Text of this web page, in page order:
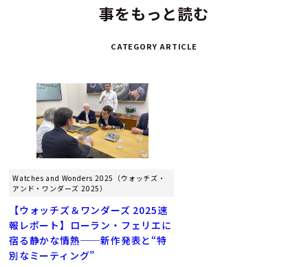
事をもっと読む
CATEGORY ARTICLE
Watches and Wonders 2025（ウォッチズ・
アンド・ワンダーズ 2025）
【ウォッチズ＆ワンダーズ 2025速
報レポート】ローラン・フェリエに
宿る静かな情熱──新作発表と“特
別なミーティング”